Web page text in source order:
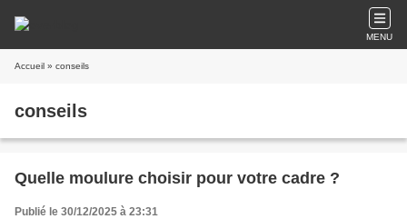
MENU
Accueil » conseils
conseils
Quelle moulure choisir pour votre cadre ?
Publié le 30/12/2025 à 23:31